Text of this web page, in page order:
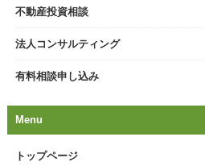
8/12,19
会場：春日部市民文化会館
生命保険見直し相談会in埼玉県草加市
9/23.30
生命保険見直し相談会in埼玉県朝霞市
会場：朝霞市民会館
10/14,21
不動産投資相談
法人コンサルティング
有料相談申し込み
Menu
トップページ